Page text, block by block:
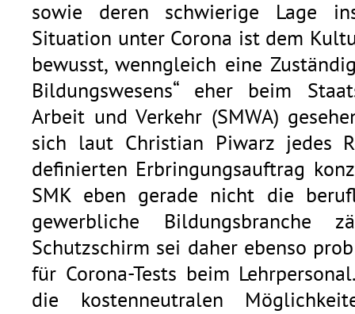
sowie deren schwierige Lage
Situation unter Corona ist dem
bewusst, wenngleich eine
Bildungswesens“ eher beim
Arbeit und Verkehr (SMWA)
sich laut Christian Piwarz jedes
definierten Erbringungsauftrag
SMK eben gerade nicht die
gewerbliche Bildungsbranche
Schutzschirm sei daher ebenso
für Corona-Tests beim
die kostenneutralen